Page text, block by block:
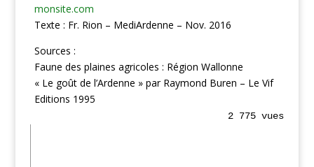
monsite.com
Texte : Fr. Rion – MediArdenne – Nov. 2016
Sources :
Faune des plaines agricoles : Région Wallonne
« Le goût de l’Ardenne » par Raymond Buren – Le Vif
Editions 1995
2 775 vues